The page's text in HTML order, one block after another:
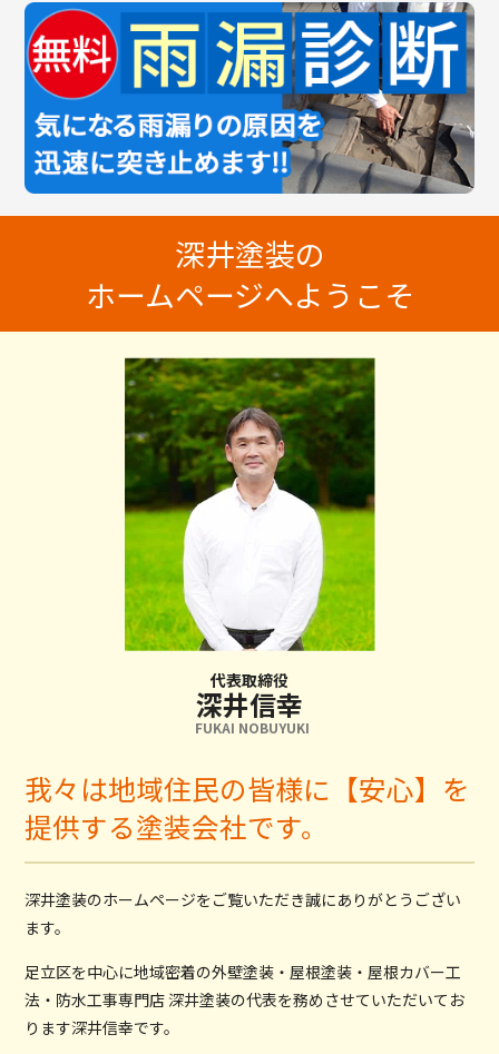
深井塗装の
ホームページへようこそ
代表取締役
深井信幸
FUKAI NOBUYUKI
我々は地域住民の皆様に【安心】を
提供する塗装会社です。
深井塗装のホームページをご覧いただき誠にありがとうござい
ます。
足立区を中心に地域密着の外壁塗装・屋根塗装・屋根カバー工
法・防水工事専門店 深井塗装の代表を務めさせていただいてお
ります深井信幸です。